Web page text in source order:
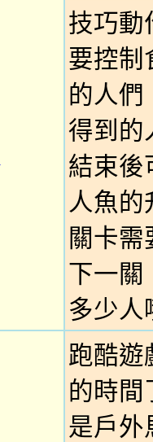
技巧動
要控制
的人們
得到的
結束後
人魚的
關卡
下一關
多少人
跑酷遊
的時間
是戶外